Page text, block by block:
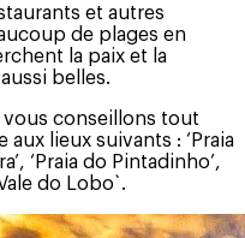
et autres
de plages en
la paix et la
belles.
vous conseillons tout
lieux suivants : ‘Praia
‘Praia do Pintadinho’,
do Lobo`.